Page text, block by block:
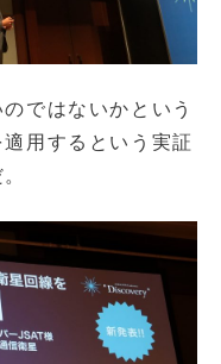
ではないかという
用するという実証